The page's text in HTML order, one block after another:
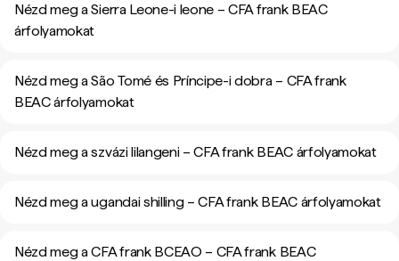
Nézd meg a Sierra Leone-i leone – CFA frank BEAC
árfolyamokat
Nézd meg a São Tomé és Príncipe-i dobra – CFA frank
BEAC árfolyamokat
Nézd meg a szvázi lilangeni – CFA frank BEAC árfolyamokat
Nézd meg a ugandai shilling – CFA frank BEAC árfolyamokat
Nézd meg a CFA frank BCEAO – CFA frank BEAC